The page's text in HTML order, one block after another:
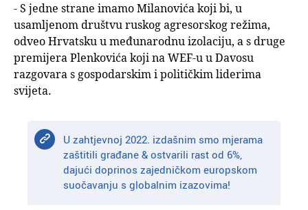
- S jedne strane imamo Milanovića koji bi, u
usamljenom društvu ruskog agresorskog režima,
odveo Hrvatsku u međunarodnu izolaciju, a s druge
premijera Plenkovića koji na WEF-u u Davosu
razgovara s gospodarskim i političkim liderima
svijeta.
U zahtjevnoj 2022. izdašnim smo mjerama
zaštitili građane & ostvarili rast od 6%,
dajući doprinos zajedničkom europskom
suočavanju s globalnim izazovima!